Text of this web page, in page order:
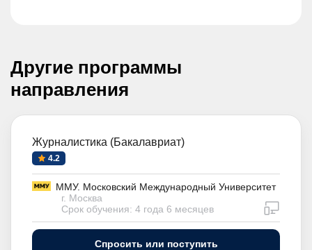
Другие программы
направления
Журналистика (Бакалавриат)
4.2
ММУ. Московский Международный Университет
г. Москва
Срок обучения: 4 года 6 месяцев
Спросить или поступить